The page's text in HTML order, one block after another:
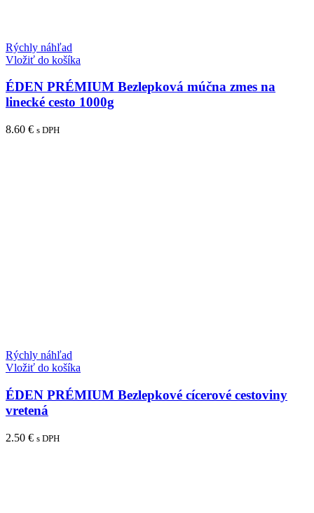
Rýchly náhľad
Vložiť do košíka
ÉDEN PRÉMIUM Bezlepková múčna zmes na
linecké cesto 1000g
8.60 € s DPH
Rýchly náhľad
Vložiť do košíka
ÉDEN PRÉMIUM Bezlepkové cícerové cestoviny
vretená
2.50 € s DPH